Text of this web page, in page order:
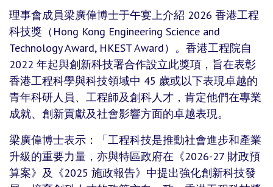
理事會成員梁廣偉博士于午宴上介紹 2026 香港工程
科技獎（Hong Kong Engineering Science and
Technology Award, HKEST Award）。香港工程院自
2022 年起與創新科技署合作設立此獎項，旨在表彰
香港工程科學與科技領域中 45 歲或以下表現卓越的
青年科研人員、工程師及創科人才，肯定他們在專業
成就、創新貢獻及社會影響方面的卓越表現。
梁廣偉博士表示：「工程科技是推動社會進步和產業
升級的重要力量，亦與特區政府在《2026-27 財政預
算案》及《2025 施政報告》中提出強化創新科技發